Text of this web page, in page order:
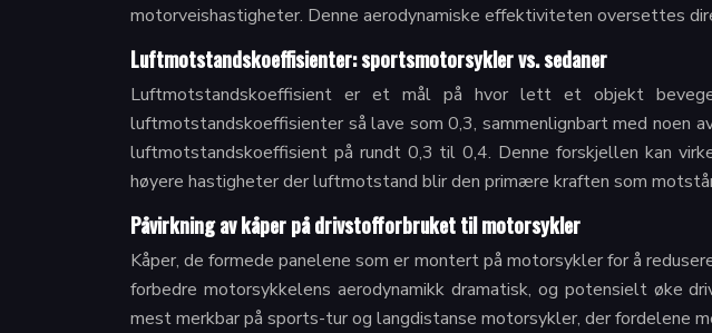
motorveishastigheter. Denne aerodynamiske effektiviteten oversettes
Luftmotstandskoeffisienter: sportsmotorsykler vs. sedaner
Luftmotstandskoeffisient er et mål på hvor lett et objekt
luftmotstandskoeffisienter så lave som 0,3, sammenlignbart med noen
luftmotstandskoeffisient på rundt 0,3 til 0,4. Denne forskjellen kan
høyere hastigheter der luftmotstand blir den primære kraften som
Påvirkning av kåper på drivstofforbruket til motorsykler
Kåper, de formede panelene som er montert på motorsykler for å
forbedre motorsykkelens aerodynamikk dramatisk, og potensielt øke
mest merkbar på sports-tur og langdistanse motorsykler, der fordelene